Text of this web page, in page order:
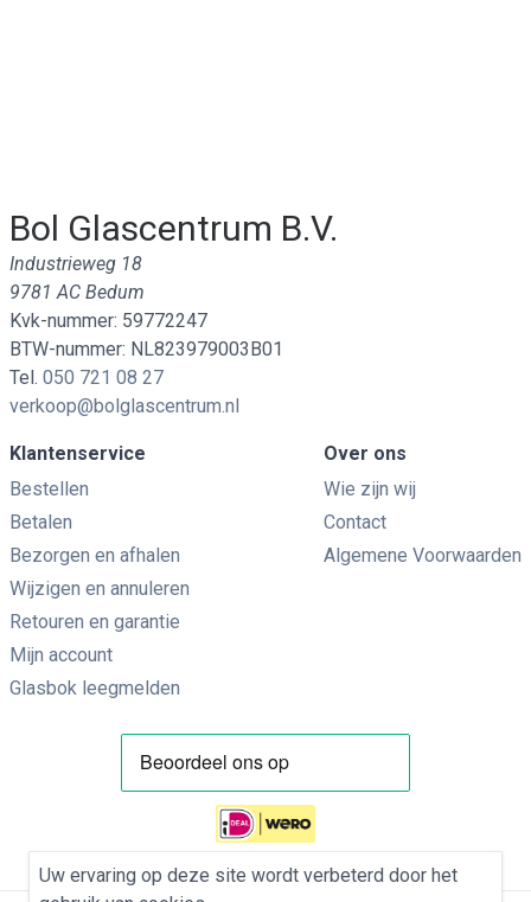
Bol Glascentrum B.V.
Industrieweg 18
9781 AC Bedum
Kvk-nummer: 59772247
BTW-nummer: NL823979003B01
Tel. 050 721 08 27
verkoop@bolglascentrum.nl
Klantenservice
Bestellen
Betalen
Bezorgen en afhalen
Wijzigen en annuleren
Retouren en garantie
Mijn account
Glasbok leegmelden
Over ons
Wie zijn wij
Contact
Algemene Voorwaarden
Uw ervaring op deze site wordt verbeterd door het